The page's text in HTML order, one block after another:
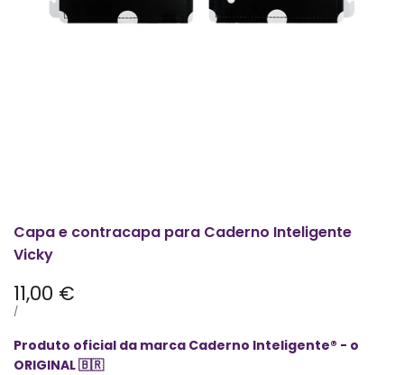
Capa e contracapa para Caderno Inteligente
Vicky
Preço
promocional
11,00 €
PREÇO
/POR
Produto oficial da marca Caderno Inteligente® - o
ORIGINAL🇧🇷